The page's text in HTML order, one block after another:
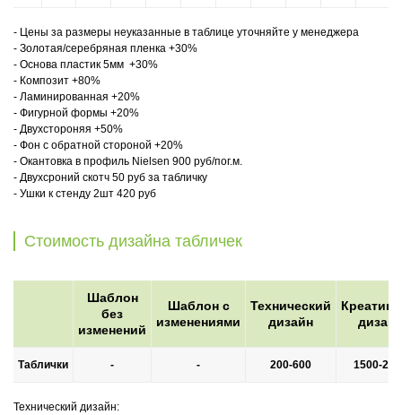
- Цены за размеры неуказанные в таблице уточняйте у менеджера
- Золотая/серебряная пленка +30%
- Основа пластик 5мм +30%
- Композит +80%
- Ламинированная +20%
- Фигурной формы +20%
- Двухстороняя +50%
- Фон с обратной стороной +20%
- Окантовка в профиль Nielsen 900 руб/пог.м.
- Двухсроний скотч 50 руб за табличку
- Ушки к стенду 2шт 420 руб
Стоимость дизайна табличек
Шаблон
без
изменений
Шаблон с
изменениями
Технический
дизайн
дизайн
Таблички - - 200-600 1500-
Технический дизайн: